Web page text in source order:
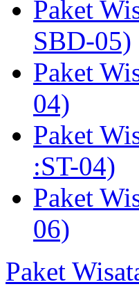
Paket
SBD-05)
Paket
04)
Paket
:ST-04)
Paket
06)
Paket